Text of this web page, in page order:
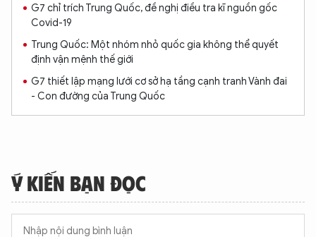
G7 chỉ trích Trung Quốc, đề nghị điều tra kĩ nguồn gốc
Covid-19
Trung Quốc: Một nhóm nhỏ quốc gia không thể quyết
định vận mệnh thế giới
G7 thiết lập mạng lưới cơ sở hạ tầng cạnh tranh Vành đai
- Con đường của Trung Quốc
Ý KIẾN BẠN ĐỌC